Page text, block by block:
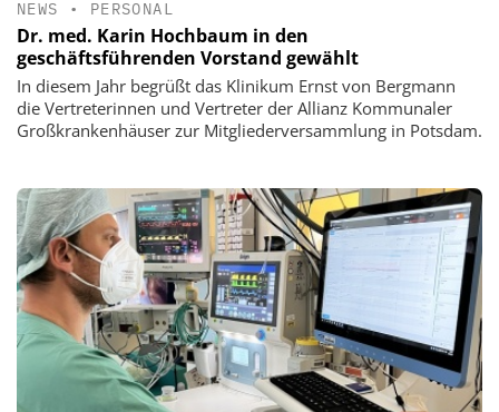
NEWS • PERSONAL
Dr. med. Karin Hochbaum in den
geschäftsführenden Vorstand gewählt
In diesem Jahr begrüßt das Klinikum Ernst von Bergmann
die Vertreterinnen und Vertreter der Allianz Kommunaler
Großkrankenhäuser zur Mitgliederversammlung in Potsdam.